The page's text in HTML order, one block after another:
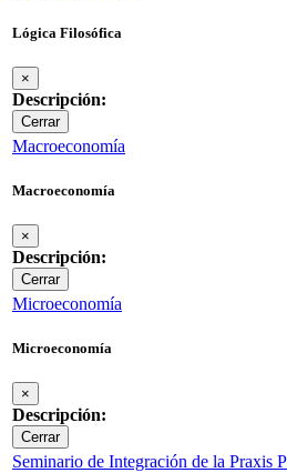
Lógica Filosófica
×
Descripción:
Cerrar
Macroeconomía
Macroeconomía
×
Descripción:
Cerrar
Microeconomía
Microeconomía
×
Descripción:
Cerrar
Seminario de Integración de la Praxis